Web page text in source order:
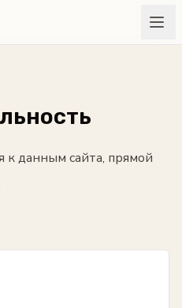
к данным сайта, прямой